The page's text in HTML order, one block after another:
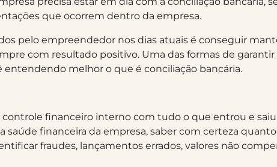
que ocorrem dentro da empresa.
pelo empreendedor nos dias atuais é conseguir
com resultado positivo. Uma das formas de
entendendo melhor o que é conciliação bancária.
controle financeiro interno com tudo o que entrou e
saúde financeira da empresa, saber com certeza
fraudes, lançamentos errados, valores não